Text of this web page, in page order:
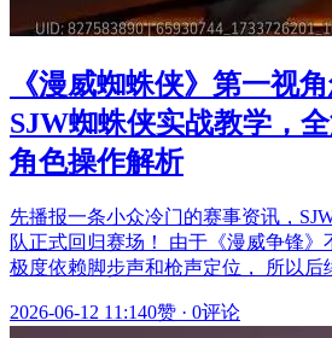
《漫威蜘蛛侠》第一视
SJW蜘蛛侠实战教学，
角色操作解析
先播报一条小众冷门的赛事资讯，
队正式回归赛场！ 由于《漫威争锋
极度依赖脚步声和枪声定位， 所以
2026-06-12 11:140赞 · 0评论